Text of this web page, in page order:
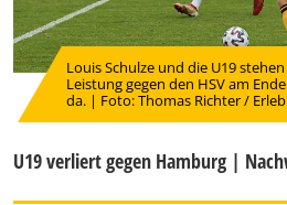
Louis Schulze und die U19
Leistung gegen den HSV am
da. | Foto: Thomas Richter /
U19 verliert gegen Hamburg |